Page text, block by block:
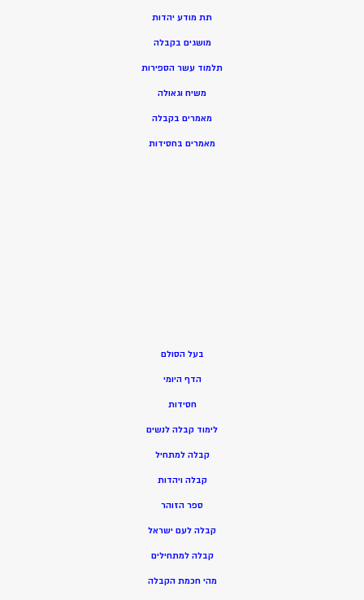
תת מודע יהדות
מושגים בקבלה
תלמוד עשר הספירות
משיח וגאולה
מאמרים בקבלה
מאמרים בחסידות
בעל הסולם
הדף היומי
חסידות
לימוד קבלה לנשים
קבלה למתחיל
קבלה ויהדות
ספר הזוהר
קבלה לעם ישראל
קבלה למתחילים
מהי חכמת הקבלה